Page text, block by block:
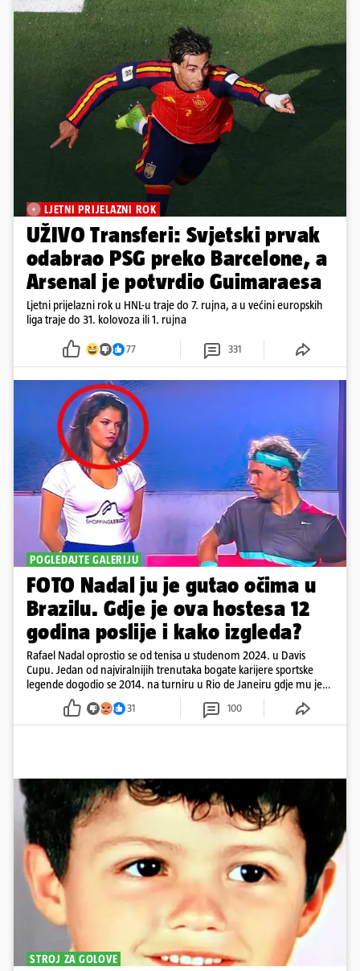
LJETNI PRIJELAZNI ROK
UŽIVO Transferi: Svjetski prvak
odabrao PSG preko Barcelone, a
Arsenal je potvrdio Guimaraesa
Ljetni prijelazni rok u HNL-u traje do 7. rujna, a u većini europskih
liga traje do 31. kolovoza ili 1. rujna
77 331
POGLEDAJTE GALERIJU
FOTO Nadal ju je gutao očima u
Brazilu. Gdje je ova hostesa 12
godina poslije i kako izgleda?
Rafael Nadal oprostio se od tenisa u studenom 2024. u Davis
Cupu. Jedan od najviralnijih trenutaka bogate karijere sportske
legende dogodio se 2014. na turniru u Rio de Janeiru gdje mu je
pažnju odvlačila ljepotica iza klupe
31 100
STROJ ZA GOLOVE